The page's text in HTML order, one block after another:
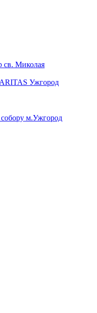
св. Миколая
Ужгород
собору м.Ужгород